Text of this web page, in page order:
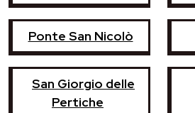
Ponte San Nicolò
San Giorgio delle
Pertiche